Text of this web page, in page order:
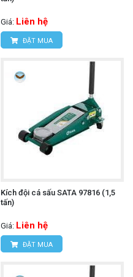
Giá: Liên hệ
ĐẶT MUA
Kích đội cá sấu SATA 97816 (1,5
tấn)
Giá: Liên hệ
ĐẶT MUA